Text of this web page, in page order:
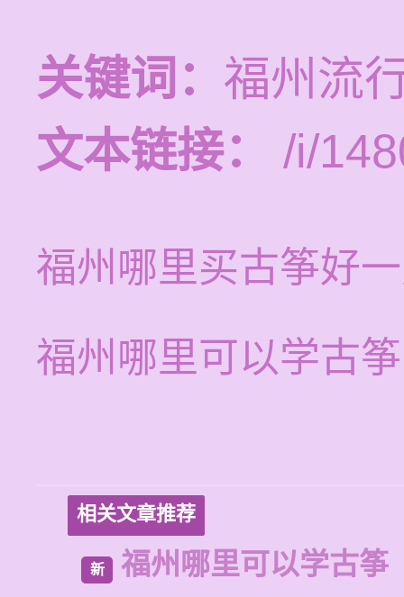
关键词： 福州流
文本链接：
/i/
福州哪里买古筝好
福州哪里可以学古筝
相关文章推荐
新 福州哪里可以学古筝